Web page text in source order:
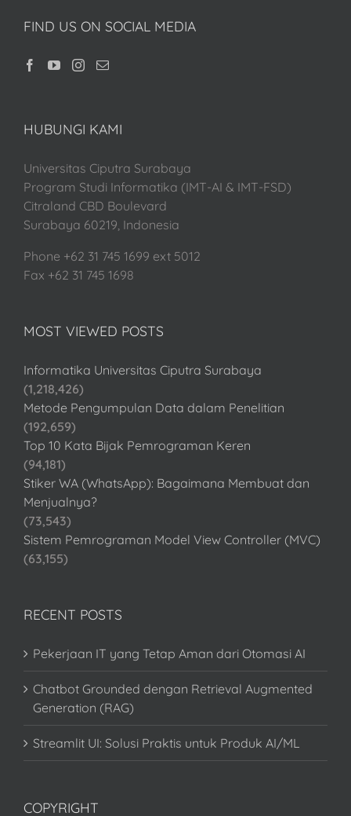
FIND US ON SOCIAL MEDIA
HUBUNGI KAMI
Universitas Ciputra Surabaya
Program Studi Informatika (IMT-AI & IMT-FSD)
Citraland CBD Boulevard
Surabaya 60219, Indonesia
Phone +62 31 745 1699 ext 5012
Fax +62 31 745 1698
MOST VIEWED POSTS
Informatika Universitas Ciputra Surabaya
(1,218,426)
Metode Pengumpulan Data dalam Penelitian
(192,659)
Top 10 Kata Bijak Pemrograman Keren
(94,181)
Stiker WA (WhatsApp): Bagaimana Membuat dan
Menjualnya?
(73,543)
Sistem Pemrograman Model View Controller (MVC)
(63,155)
RECENT POSTS
Pekerjaan IT yang Tetap Aman dari Otomasi AI
Chatbot Grounded dengan Retrieval Augmented
Generation (RAG)
Streamlit UI: Solusi Praktis untuk Produk AI/ML
COPYRIGHT